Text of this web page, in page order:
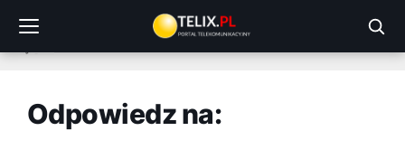
treści
Odpowiedz na: